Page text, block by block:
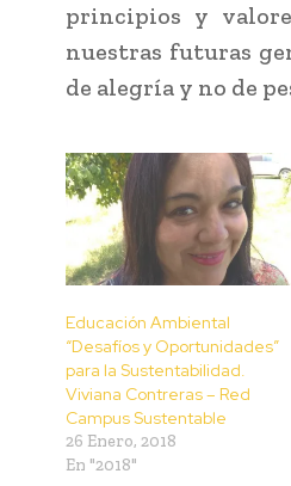
principios y
nuestras futuras
de alegría y no de
Educación Ambiental
“Desafíos y Oportunidades”
para la Sustentabilidad.
Viviana Contreras – Red
Campus Sustentable
26 Enero, 2018
En "2018"